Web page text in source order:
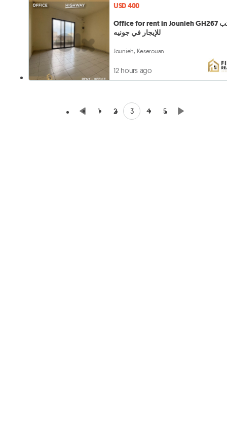
USD 400
Office for rent in Jounieh GH267 مكتب
للإيجار في جونيه
Jounieh, Keserouan
12 hours ago
1 2 3 4 5